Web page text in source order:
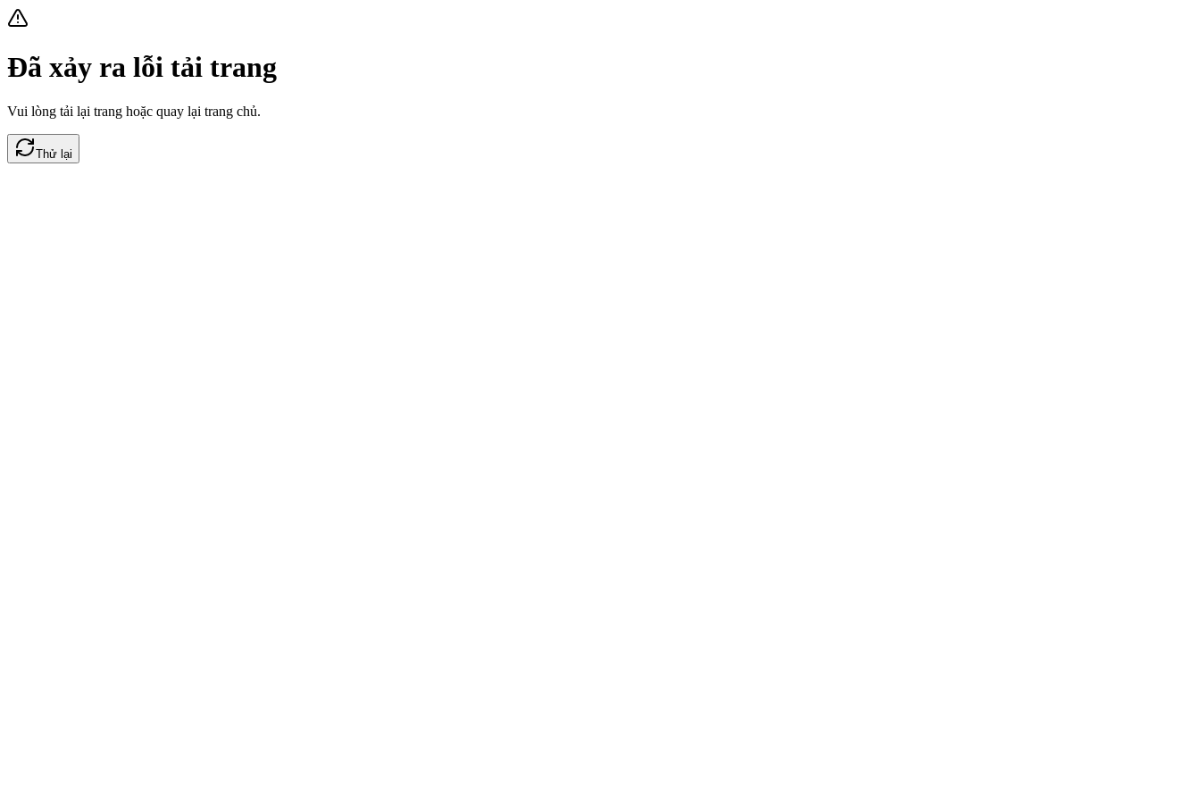
Đã xảy ra lỗi tải trang
Vui lòng tải lại trang hoặc quay lại trang chủ.
Thử lại